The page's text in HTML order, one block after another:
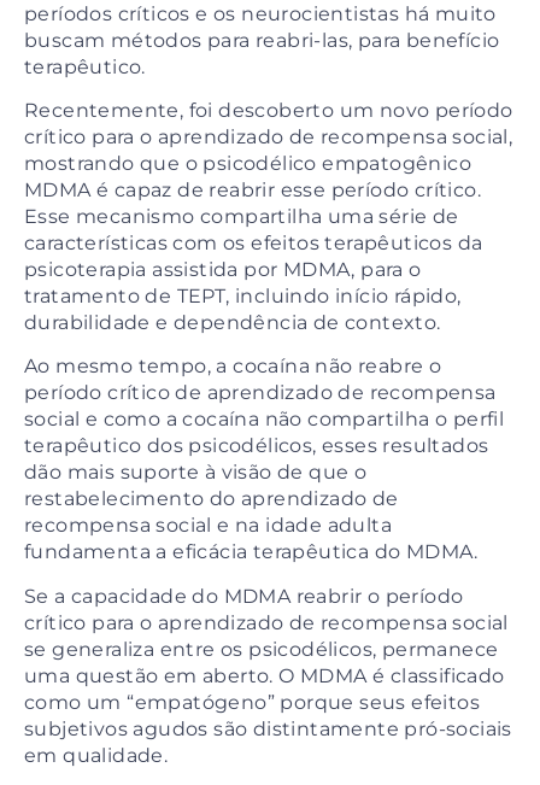
períodos críticos e os neurocientistas há muito
buscam métodos para reabri-las, para benefício
terapêutico.
Recentemente, foi descoberto um novo período
crítico para o aprendizado de recompensa social,
mostrando que o psicodélico empatogênico
MDMA é capaz de reabrir esse período crítico.
Esse mecanismo compartilha uma série de
características com os efeitos terapêuticos da
psicoterapia assistida por MDMA, para o
tratamento de TEPT, incluindo início rápido,
durabilidade e dependência de contexto.
Ao mesmo tempo, a cocaína não reabre o
período crítico de aprendizado de recompensa
social e como a cocaína não compartilha o perfil
terapêutico dos psicodélicos, esses resultados
dão mais suporte à visão de que o
restabelecimento do aprendizado de
recompensa social e na idade adulta
fundamenta a eficácia terapêutica do MDMA.
Se a capacidade do MDMA reabrir o período
crítico para o aprendizado de recompensa social
se generaliza entre os psicodélicos, permanece
uma questão em aberto. O MDMA é classificado
como um “empatógeno” porque seus efeitos
subjetivos agudos são distintamente pró-sociais
em qualidade.